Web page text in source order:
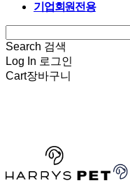
기업회원전용
Search 검색
Log In 로그인
Cart장바구니